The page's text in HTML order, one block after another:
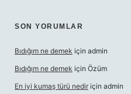
SON YORUMLAR
Bıdığım ne demek için admin
Bıdığım ne demek için Özüm
En iyi kumaş türü nedir için admin